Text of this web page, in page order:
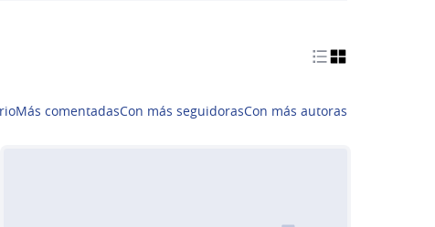
Más comentadasCon más seguidorasCon más autoras